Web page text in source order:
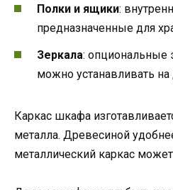
Полки и ящики:
предназначенные для
Зеркала: опциональные
можно устанавливать
Каркас шкафа
металла. Древесиной
металлический каркас